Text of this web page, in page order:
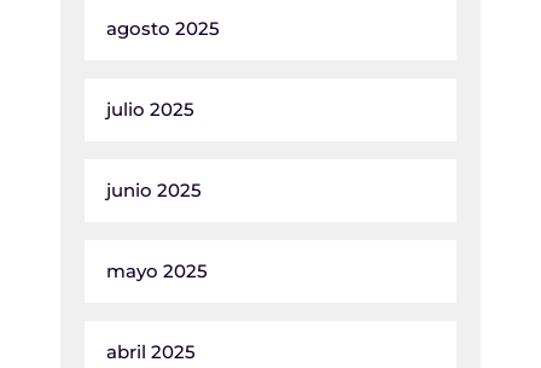
agosto 2025
julio 2025
junio 2025
mayo 2025
abril 2025